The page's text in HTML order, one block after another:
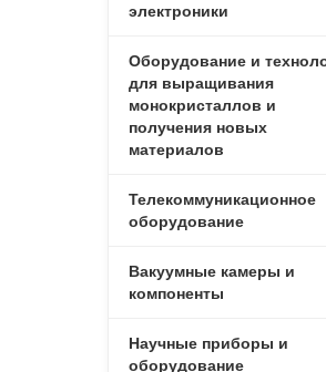
электроники
Оборудование и
для выращивания
монокристаллов и
получения новых
материалов
Телекоммуникационное
оборудование
Вакуумные камеры и
компоненты
Научные приборы и
оборудование